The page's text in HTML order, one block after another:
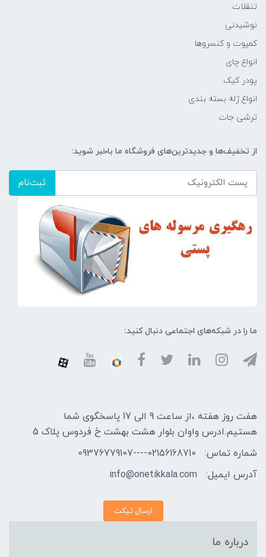
تنقلات
نوشیدنی
کمپوت و کنسروها
انواع چای
پودر کیک
انواع ژله بسته بندی
ترشی جات
از تخفیف‌ها و جدیدترین‌های فروشگاه ما باخبر شوید:
ثبت‌نام
ما را در شبکه‌های اجتماعی دنبال کنید:
هفت روز هفته ،از ساعت 9 الی 17 پاسخگوی شما
هستیم.ادرس واوان بلوار هشت بهشت خ فردوس پلاک 5
شماره تماس:
02156168710----09376779107
آدرس ایمیل:
info@onetikkala.com
ارسال تیکت
درباره ما